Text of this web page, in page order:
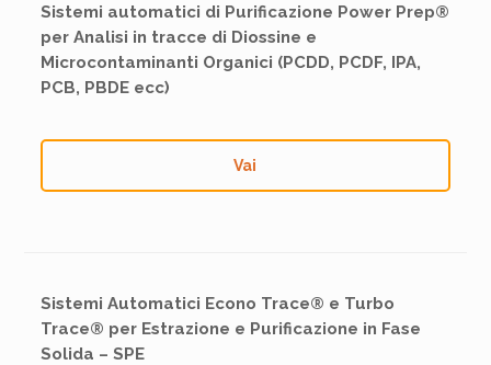
Sistemi automatici di Purificazione Power Prep®
per Analisi in tracce di Diossine e
Microcontaminanti Organici (PCDD, PCDF, IPA,
PCB, PBDE ecc)
Vai
Sistemi Automatici Econo Trace® e Turbo
Trace® per Estrazione e Purificazione in Fase
Solida – SPE